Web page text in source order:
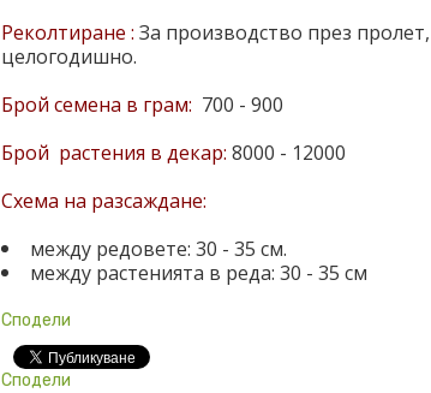
Реколтиране : За производство през
целогодишно.
Брой семена в грам: 700 - 900
Брой растения в декар: 8000 - 12000
Схема на разсаждане:
между редовете: 30 - 35 см.
между растенията в реда: 30 - 35 см
Сподели
Сподели